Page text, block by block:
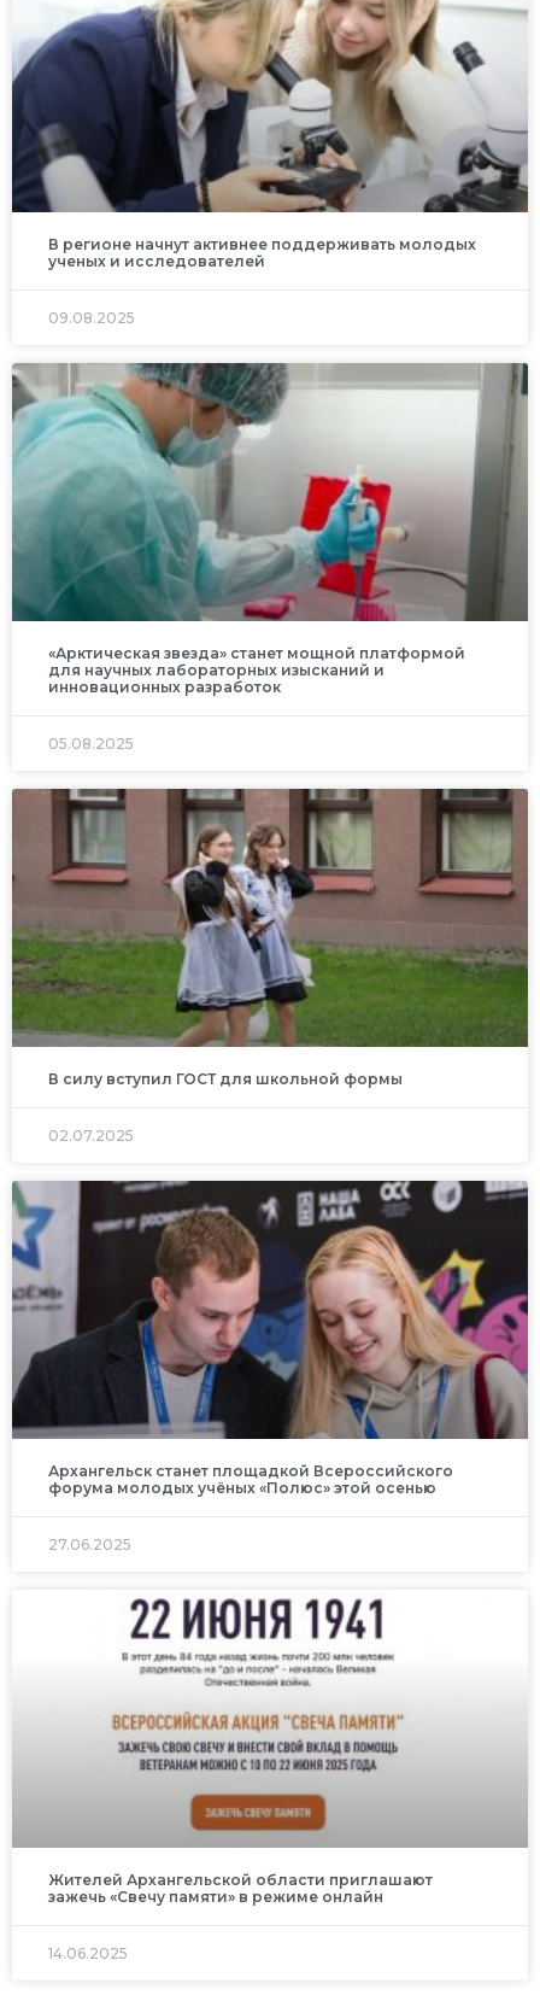
В регионе начнут активнее поддерживать молодых
ученых и исследователей
09.08.2025
«Арктическая звезда» станет мощной платформой
для научных лабораторных изысканий и
инновационных разработок
05.08.2025
В силу вступил ГОСТ для школьной формы
02.07.2025
Архангельск станет площадкой Всероссийского
форума молодых учёных «Полюс» этой осенью
27.06.2025
Жителей Архангельской области приглашают
зажечь «Свечу памяти» в режиме онлайн
14.06.2025